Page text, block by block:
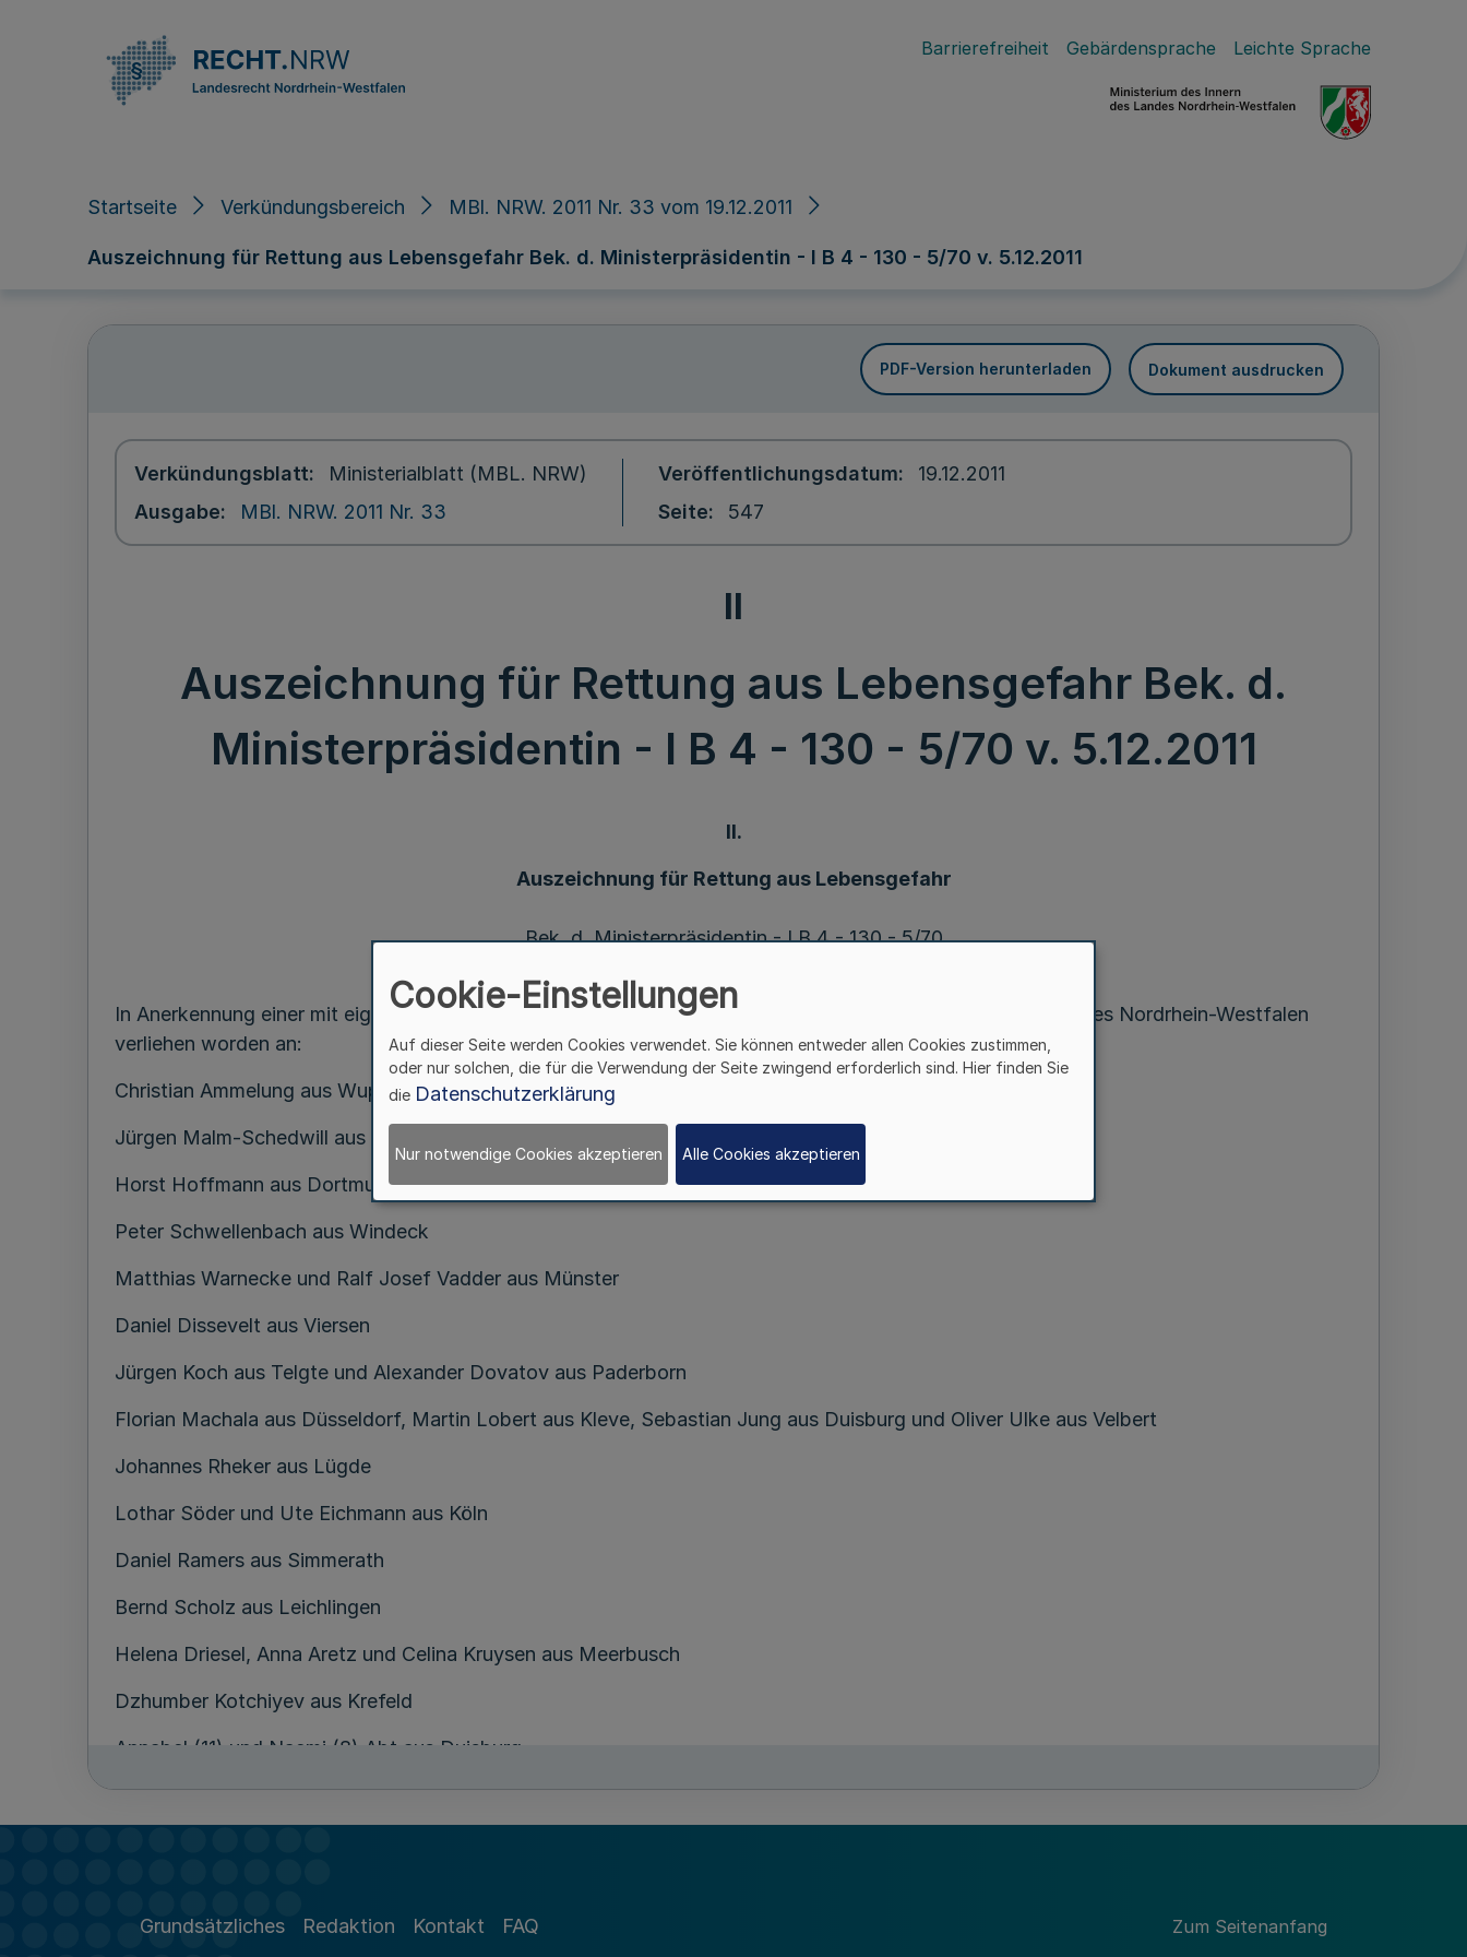
Barrierefreiheit Gebärdensprache Leichte Sprache
Startseite Verkündungsbereich MBl. NRW. 2011 Nr. 33 vom 19.12.2011
Auszeichnung für Rettung aus Lebensgefahr Bek. d. Ministerpräsidentin - I B 4 - 130 - 5/70 v. 5.12.2011
PDF-Version herunterladen Dokument ausdrucken
Verkündungsblatt
Ministerialblatt (MBL. NRW)
Ausgabe
MBl. NRW. 2011 Nr. 33
Veröffentlichungsdatum
19.12.2011
Seite
547
II
Auszeichnung für Rettung aus Lebensgefahr Bek. d.
Ministerpräsidentin - I B 4 - 130 - 5/70 v. 5.12.2011
II.
Auszeichnung für Rettung aus Lebensgefahr
Bek. d. Ministerpräsidentin - I B 4 - 130 - 5/70
In Anerkennung einer mit eigener Lebensgefahr verbundenen Rettungstat ist die Rettungsmedaille des Landes Nordrhein-Westfalen
verliehen worden an:
Christian Ammelung aus Wuppertal und Murat Hamann aus Neuenhaus
Jürgen Malm-Schedwill aus Lüdinghausen und Marco Krampe aus Dülmen
Horst Hoffmann aus Dortmund
Peter Schwellenbach aus Windeck
Matthias Warnecke und Ralf Josef Vadder aus Münster
Daniel Dissevelt aus Viersen
Jürgen Koch aus Telgte und Alexander Dovatov aus Paderborn
Florian Machala aus Düsseldorf, Martin Lobert aus Kleve, Sebastian Jung aus Duisburg und Oliver Ulke aus Velbert
Johannes Rheker aus Lügde
Lothar Söder und Ute Eichmann aus Köln
Daniel Ramers aus Simmerath
Bernd Scholz aus Leichlingen
Helena Driesel, Anna Aretz und Celina Kruysen aus Meerbusch
Dzhumber Kotchiyev aus Krefeld
Annabel (11) und Naemi (8) Abt aus Duisburg
Thomas Meier aus Rietberg und Stefan Janus aus Schloss Holte-Stukenbrock
Polizeikommissar Tim Farwick aus Essen, Polizeikommissar Sven Oblau aus Essen und Polizeikommissar Benjamin Beckord aus Borken
Grundsätzliches Redaktion Kontakt FAQ Zum Seitenanfang
Cookie-Einstellungen
Auf dieser Seite werden Cookies verwendet. Sie können entweder allen Cookies zustimmen,
oder nur solchen, die für die Verwendung der Seite zwingend erforderlich sind. Hier finden Sie
die Datenschutzerklärung
Nur notwendige Cookies akzeptieren Alle Cookies akzeptieren